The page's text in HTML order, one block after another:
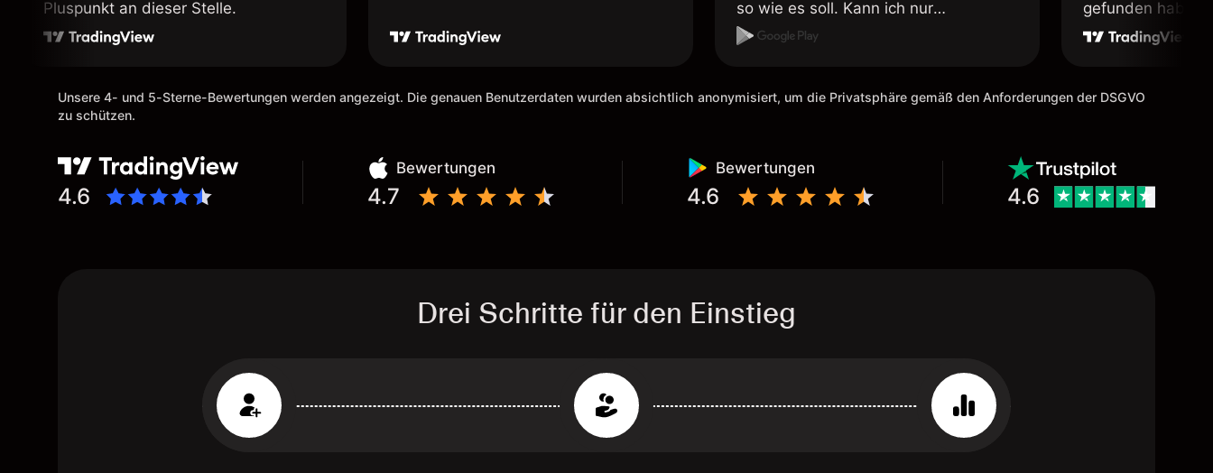
Pluspunkt an dieser Stelle.
so wie es soll. Kann ich nur
weiterempfehlen.
gefunden habe.
weiter meine
Unsere 4- und 5-Sterne-Bewertungen werden angezeigt. Die genauen Benutzerdaten wurden absichtlich anonymisiert, um die Privatsphäre gemäß den Anforderungen der DSGVO
zu schützen.
4.6
Bewertungen
4.7
Bewertungen
4.6 4.6
Drei Schritte für den Einstieg